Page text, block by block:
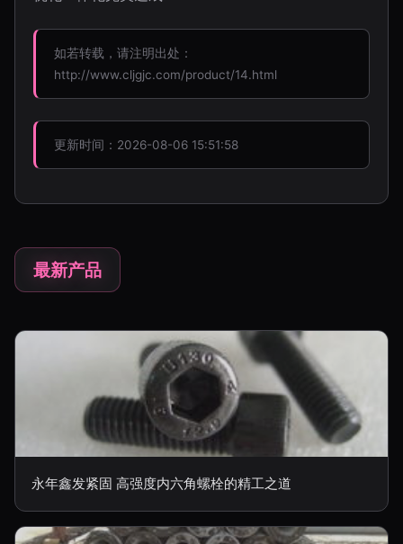
如若转载，请注明出处：
http://www.cljgjc.com/product/14.html
更新时间：2026-08-06 15:51:58
最新产品
永年鑫发紧固 高强度内六角螺栓的精工之道